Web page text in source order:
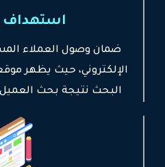
ضمان وصول العملاء
الإلكتروني، حيث يظهر
البحث نتيجة بحث